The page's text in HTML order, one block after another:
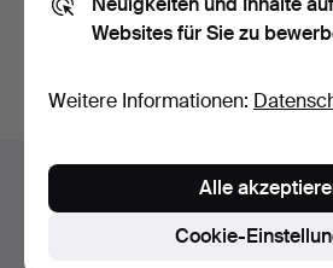
suchen.
Fußzeilen-
Kontakt mit dem Support aufnehmen
Websites für Sie zu
Weitere Informationen:
Cookie-
Alle